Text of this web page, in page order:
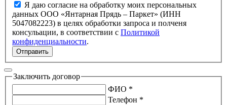
Я даю согласие на обработку моих персональных
данных ООО «Янтарная Прядь – Паркет» (ИНН
5047082223) в целях обработки запроса и полченя
консульации, в соответствии с Политикой
конфиденциальности.
Отправить
Заключить договор
ФИО *
Телефон *